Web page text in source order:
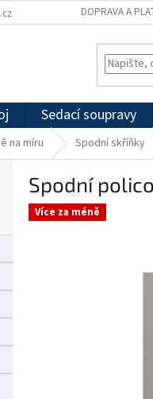
DOPRAVA A
Sedací soupravy
na míru Spodní skříňky
Spodní
Více za méně